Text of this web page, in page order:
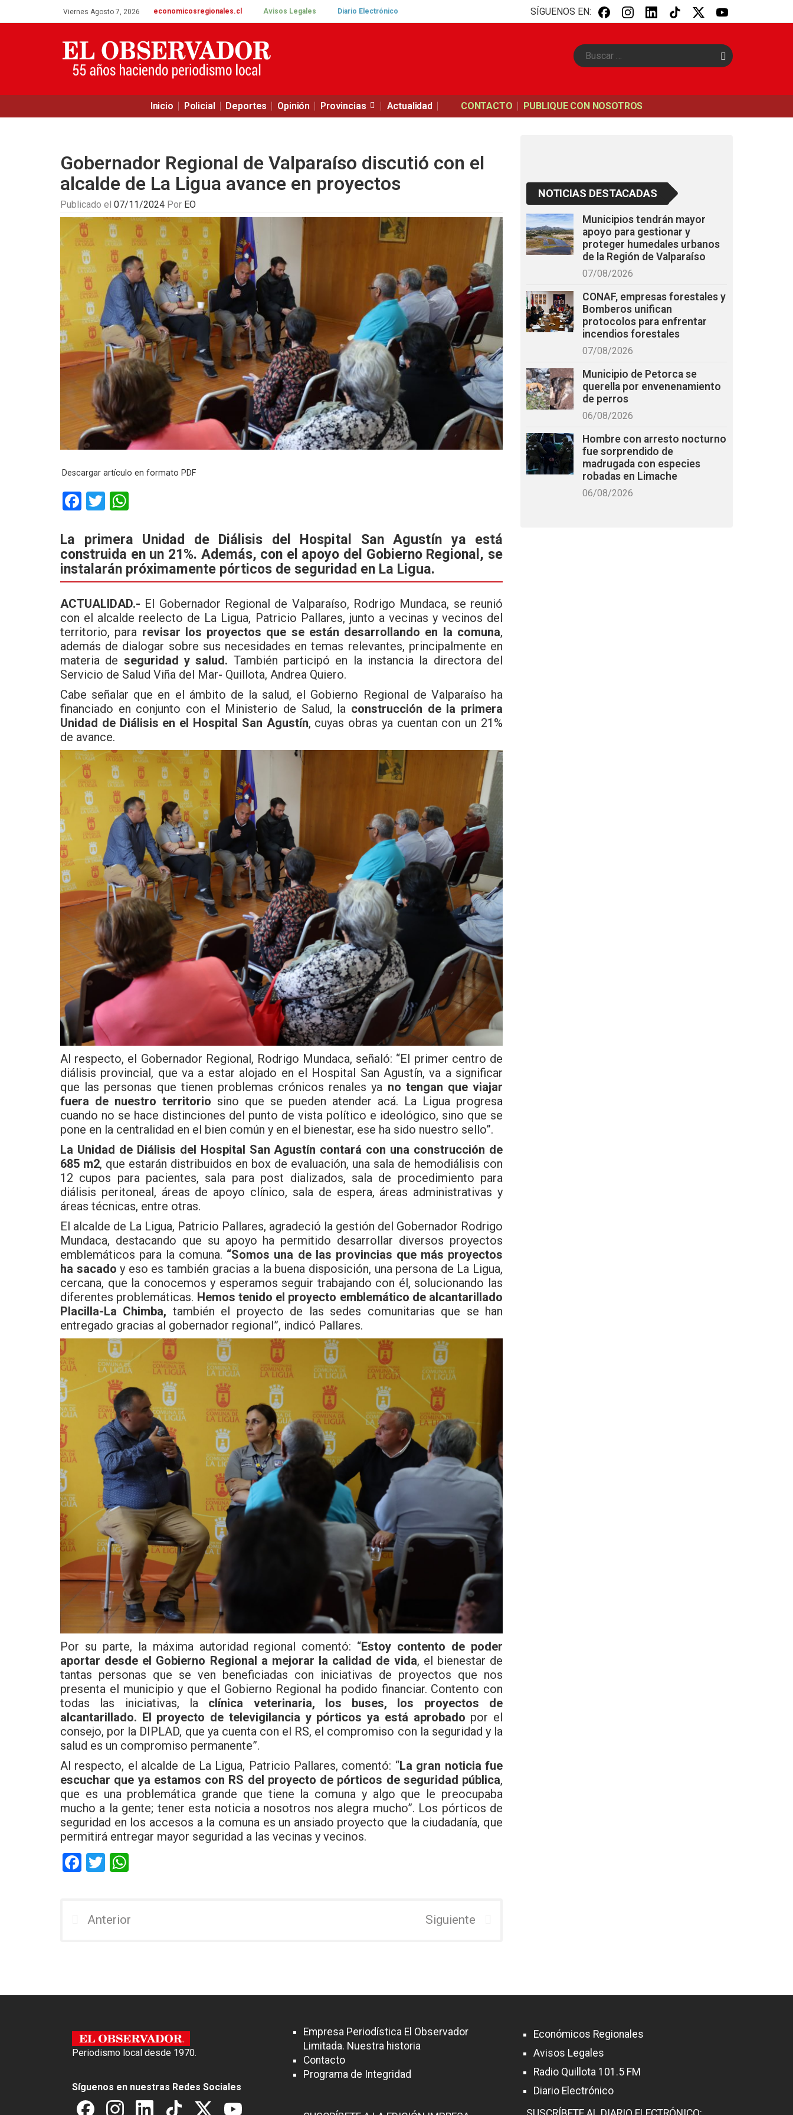
Viernes Agosto 7, 2026 economicosregionales.cl Avisos Legales Diario Electrónico SÍGUENOS EN:
B
u
Inicio Policial Deportes Opinión Provincias Actualidad CONTACTO PUBLIQUE CON NOSOTROS
Gobernador Regional de Valparaíso discutió con el
alcalde de La Ligua avance en proyectos
Publicado el 07/11/2024 Por EO
Descargar artículo en formato PDF
F
ce
b
o
o
k
T
tt
er
at
s
A
p
p
La primera Unidad de Diálisis del Hospital San Agustín ya está
construida en un 21%. Además, con el apoyo del Gobierno Regional, se
instalarán próximamente pórticos de seguridad en La Ligua.
ACTUALIDAD.- El Gobernador Regional de Valparaíso, Rodrigo Mundaca, se reunió
con el alcalde reelecto de La Ligua, Patricio Pallares, junto a vecinas y vecinos del
territorio, para revisar los proyectos que se están desarrollando en la comuna,
además de dialogar sobre sus necesidades en temas relevantes, principalmente en
materia de seguridad y salud. También participó en la instancia la directora del
Servicio de Salud Viña del Mar- Quillota, Andrea Quiero.
Cabe señalar que en el ámbito de la salud, el Gobierno Regional de Valparaíso ha
financiado en conjunto con el Ministerio de Salud, la construcción de la primera
Unidad de Diálisis en el Hospital San Agustín, cuyas obras ya cuentan con un 21%
de avance.
Al respecto, el Gobernador Regional, Rodrigo Mundaca, señaló: “El primer centro de
diálisis provincial, que va a estar alojado en el Hospital San Agustín, va a significar
que las personas que tienen problemas crónicos renales ya no tengan que viajar
fuera de nuestro territorio sino que se pueden atender acá. La Ligua progresa
cuando no se hace distinciones del punto de vista político e ideológico, sino que se
pone en la centralidad en el bien común y en el bienestar, ese ha sido nuestro sello”.
La Unidad de Diálisis del Hospital San Agustín contará con una construcción de
685 m2, que estarán distribuidos en box de evaluación, una sala de hemodiálisis con
12 cupos para pacientes, sala para post dializados, sala de procedimiento para
diálisis peritoneal, áreas de apoyo clínico, sala de espera, áreas administrativas y
áreas técnicas, entre otras.
El alcalde de La Ligua, Patricio Pallares, agradeció la gestión del Gobernador Rodrigo
Mundaca, destacando que su apoyo ha permitido desarrollar diversos proyectos
emblemáticos para la comuna. “Somos una de las provincias que más proyectos
ha sacado y eso es también gracias a la buena disposición, una persona de La Ligua,
cercana, que la conocemos y esperamos seguir trabajando con él, solucionando las
diferentes problemáticas. Hemos tenido el proyecto emblemático de alcantarillado
Placilla-La Chimba, también el proyecto de las sedes comunitarias que se han
entregado gracias al gobernador regional”, indicó Pallares.
Por su parte, la máxima autoridad regional comentó: “Estoy contento de poder
aportar desde el Gobierno Regional a mejorar la calidad de vida, el bienestar de
tantas personas que se ven beneficiadas con iniciativas de proyectos que nos
presenta el municipio y que el Gobierno Regional ha podido financiar. Contento con
todas las iniciativas, la clínica veterinaria, los buses, los proyectos de
alcantarillado. El proyecto de televigilancia y pórticos ya está aprobado por el
consejo, por la DIPLAD, que ya cuenta con el RS, el compromiso con la seguridad y la
salud es un compromiso permanente”.
Al respecto, el alcalde de La Ligua, Patricio Pallares, comentó: “La gran noticia fue
escuchar que ya estamos con RS del proyecto de pórticos de seguridad pública,
que es una problemática grande que tiene la comuna y algo que le preocupaba
mucho a la gente; tener esta noticia a nosotros nos alegra mucho”. Los pórticos de
seguridad en los accesos a la comuna es un ansiado proyecto que la ciudadanía, que
permitirá entregar mayor seguridad a las vecinas y vecinos.
F
b
T
er s
Anterior Siguiente
NOTICIAS DESTACADAS
Municipios tendrán mayor
apoyo para gestionar y
proteger humedales urbanos
de la Región de Valparaíso
07/08/2026
CONAF, empresas forestales y
Bomberos unifican
protocolos para enfrentar
incendios forestales
07/08/2026
Municipio de Petorca se
querella por envenenamiento
de perros
06/08/2026
Hombre con arresto nocturno
fue sorprendido de
madrugada con especies
robadas en Limache
06/08/2026
Periodismo local desde 1970.
Síguenos en nuestras Redes Sociales
Empresa Periodística El Observador
Limitada. Nuestra historia
Contacto
Programa de Integridad
Económicos Regionales
Avisos Legales
Radio Quillota 101.5 FM
Diario Electrónico